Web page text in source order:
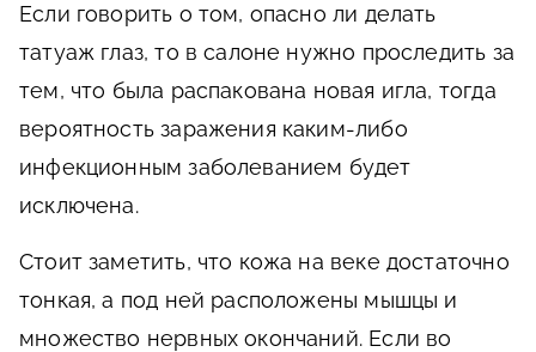
Если говорить о том, опасно ли делать
татуаж глаз, то в салоне нужно проследить за
тем, что была распакована новая игла, тогда
вероятность заражения каким-либо
инфекционным заболеванием будет
исключена.
Стоит заметить, что кожа на веке достаточно
тонкая, а под ней расположены мышцы и
множество нервных окончаний. Если во